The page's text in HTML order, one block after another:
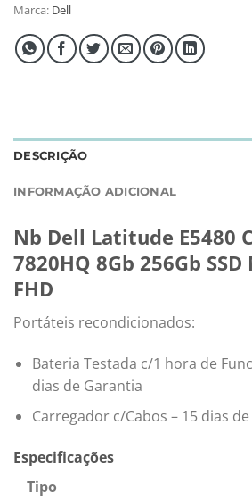
Marca: Dell
DESCRIÇÃO
INFORMAÇÃO ADICIONAL
Nb Dell Latitude E5480
7820HQ 8Gb 256Gb
FHD
Portáteis recondicionados:
Bateria Testada c/1 hora de
dias de Garantia
Carregador c/Cabos – 15 dias
Especificações
Tipo